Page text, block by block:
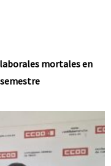
mortales en